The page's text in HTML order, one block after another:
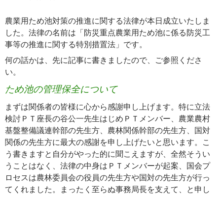
農業用ため池対策の推進に関する法律が本日成立いたしま
した。法律の名前は「防災重点農業用ため池に係る防災工
事等の推進に関する特別措置法」です。
何の話かは、先に記事に書きましたので、ご参照くださ
い。
ため池の管理保全について
まずは関係者の皆様に心から感謝申し上げます。特に立法
検討ＰＴ座長の谷公一先生はじめＰＴメンバー、農業農村
基盤整備議連幹部の先生方、農林関係幹部の先生方、国対
関係の先生方に最大の感謝を申し上げたいと思います。こ
う書きますと自分がやった的に聞こえますが、全然そうい
うことはなく、法律の中身はＰＴメンバーが起案、国会プ
ロセスは農林委員会の役員の先生方や国対の先生方が行っ
てくれました。まったく至らぬ事務局長を支えて、と申し